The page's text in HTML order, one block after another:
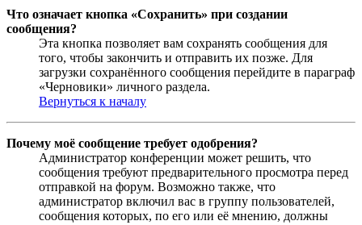
Что означает кнопка «Сохранить» при создании
сообщения?
Эта кнопка позволяет вам сохранять сообщения для
того, чтобы закончить и отправить их позже. Для
загрузки сохранённого сообщения перейдите в параграф
«Черновики» личного раздела.
Вернуться к началу
Почему моё сообщение требует одобрения?
Администратор конференции может решить, что
сообщения требуют предварительного просмотра перед
отправкой на форум. Возможно также, что
администратор включил вас в группу пользователей,
сообщения которых, по его или её мнению, должны